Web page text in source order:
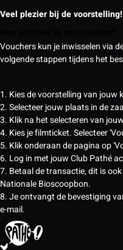
Veel plezier bij de voorstelling!
Vouchers kun je inwisselen via
volgende stappen tijdens het
1. Kies de voorstelling van jouw
2. Selecteer jouw plaats in de
3. Klik na het selecteren van
4. Kies je filmticket. Selecteer
5. Klik onderaan de pagina op
6. Log in met jouw Club Pathé
7. Betaal de transactie, dit is
Nationale Bioscoopbon.
8. Je ontvangt de bevestiging
e-mail.